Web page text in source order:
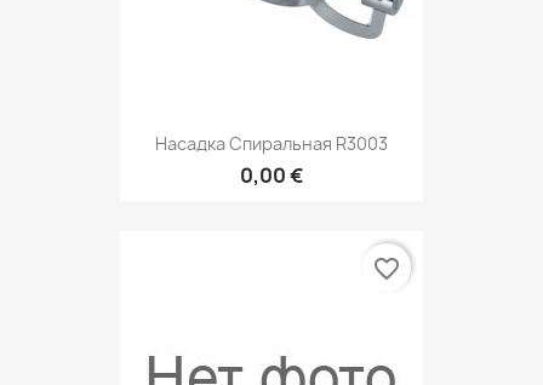
Насадка Спиральная R3003
0,00 €
favorite_border